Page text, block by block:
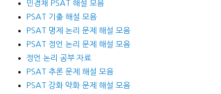
민경채 PSAT 해설 모음
PSAT 기출 해설 모음
PSAT 명제 논리 문제 해설 모음
PSAT 정언 논리 문제 해설 모음
정언 논리 공부 자료
PSAT 추론 문제 해설 모음
PSAT 강화 약화 문제 해설 모음